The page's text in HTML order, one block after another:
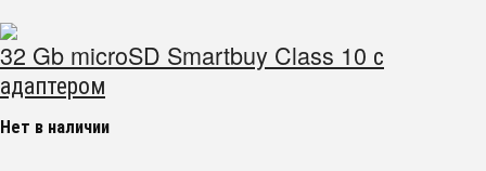
32 Gb microSD Smartbuy Class 10 с
адаптером
Нет в наличии